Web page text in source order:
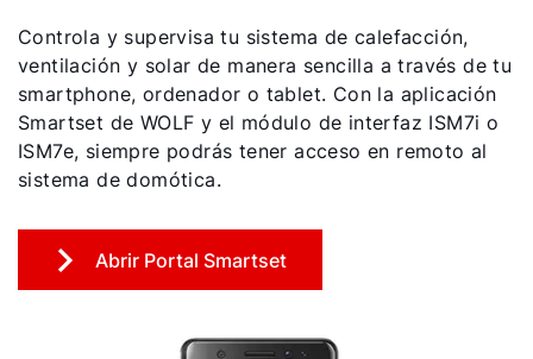
Controla y supervisa tu sistema de calefacción,
ventilación y solar de manera sencilla a través de tu
smartphone, ordenador o tablet. Con la aplicación
Smartset de WOLF y el módulo de interfaz ISM7i o
ISM7e, siempre podrás tener acceso en remoto al
sistema de domótica.
Abrir Portal Smartset
Servicio al cliente
Herramientas
Important Links
Descargas
Servicio App